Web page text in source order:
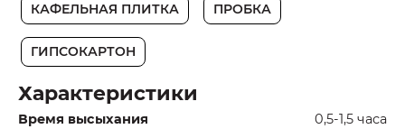
КАФЕЛЬНАЯ ПЛИТКА ПРОБКА
ГИПСОКАРТОН
Характеристики
Время высыхания
0,5-1,5 часа